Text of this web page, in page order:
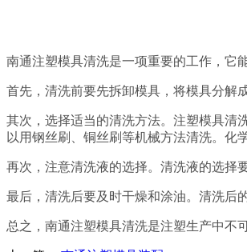
南通注塑模具清洗是一项重要的工作，它
首先，清洗前要先拆卸模具，将模具分解
其次，选择适当的清洗方法。注塑模具清
以用钢丝刷、铜丝刷等机械方法清洗。化
再次，注意清洗液的选择。清洗液的选择
最后，清洗后要及时干燥和涂油。清洗后
总之，南通注塑模具清洗是注塑生产中不